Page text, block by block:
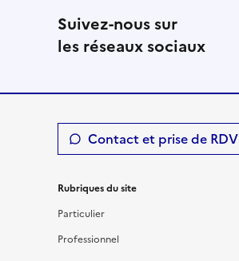
Suivez-nous sur
les réseaux sociaux
Contact et prise de RDV
Rubriques du site
Particulier
Professionnel